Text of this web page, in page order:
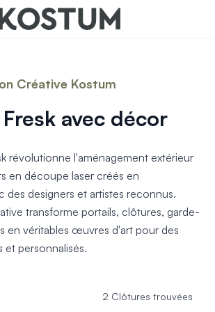
> Portails contemporains
> Portails traditionnels
> Portails avec décors
> Portails économiques
> Les ouvertures spéciales
> Tous nos portillons
> Portillons contemporains
> Portillons traditionnels
> Portillons architectes
> Portillons décoratifs
> Toutes nos clôtures
avec décor
Créative Kostum
révolutionne l'aménagement extérieur
en découpe laser créés en
des designers et artistes reconnus.
transforme portails, clôtures, garde-
en véritables œuvres d'art pour des
et personnalisés.
2 Clôtures trouvées